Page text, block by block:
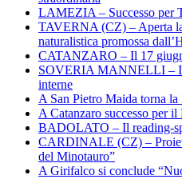
LAMEZIA – Successo per
TAVERNA (CZ) – Aperta
naturalistica promossa
CATANZARO – Il 17
SOVERIA MANNELLI – Il
interne
A San Pietro Maida torna
A Catanzaro successo per
BADOLATO – Il reading-
CARDINALE (CZ) –
del Minotauro”
A Girifalco si conclude